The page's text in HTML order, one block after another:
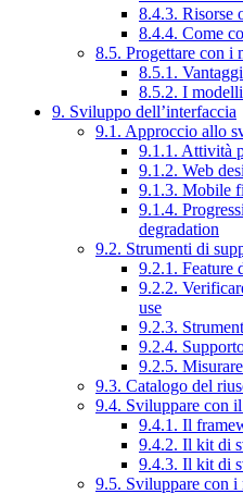
8.4.3. Risorse
8.4.4. Come
8.5. Progettare con i
8.5.1.
8.5.2. I
9. Sviluppo dell’interfaccia
9.1. Approccio allo
9.1.1. Attività
9.1.2. Web
9.1.3. Mobile
9.1.4.
degradation
9.2. Strumenti di
9.2.1. Feature
9.2.2.
use
9.2.3.
9.2.4.
9.2.5.
9.3. Catalogo del
9.4. Sviluppare con
9.4.1. Il
9.4.2. Il kit di
9.4.3. Il kit di
9.5. Sviluppare con